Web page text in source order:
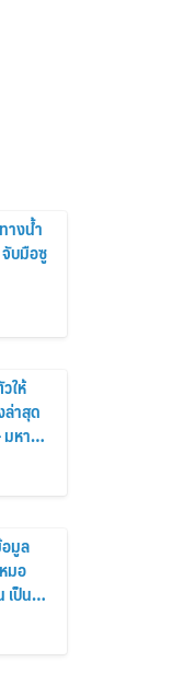
างน้ำ
บมือซู
ให้
าสุด
หาภัย
มูล
มอ
ป็น
ษา